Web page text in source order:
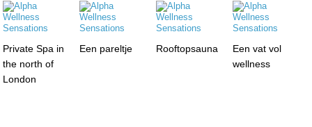
Private Spa in
the north of
London
Een pareltje Rooftopsauna
Een vat vol
wellness